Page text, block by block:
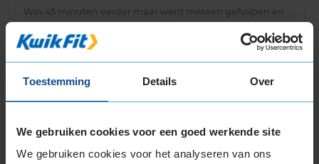
Toestemming Details Over
We gebruiken cookies voor een goed werkende site
We gebruiken cookies voor het analyseren van ons
Was 45 minuten eerder maar werd meteen geholpen en
was daardoor ook weer eerder klaar, superservice!!
9,0
Datum: 6 januari 2026 bij365 Appingedam,
Farmsumerweg 140